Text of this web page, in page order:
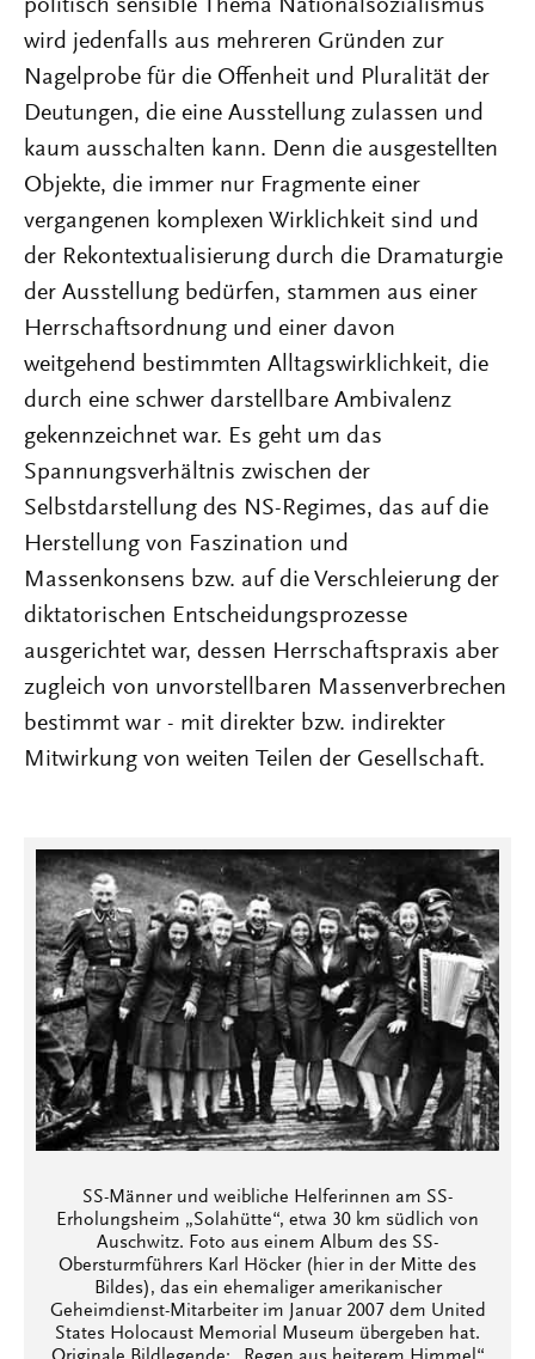
politisch sensible Thema Nationalsozialismus
wird jedenfalls aus mehreren Gründen zur
Nagelprobe für die Offenheit und Pluralität der
Deutungen, die eine Ausstellung zulassen und
kaum ausschalten kann. Denn die ausgestellten
Objekte, die immer nur Fragmente einer
vergangenen komplexen Wirklichkeit sind und
der Rekontextualisierung durch die Dramaturgie
der Ausstellung bedürfen, stammen aus einer
Herrschaftsordnung und einer davon
weitgehend bestimmten Alltagswirklichkeit, die
durch eine schwer darstellbare Ambivalenz
gekennzeichnet war. Es geht um das
Spannungsverhältnis zwischen der
Selbstdarstellung des NS-Regimes, das auf die
Herstellung von Faszination und
Massenkonsens bzw. auf die Verschleierung der
diktatorischen Entscheidungsprozesse
ausgerichtet war, dessen Herrschaftspraxis aber
zugleich von unvorstellbaren Massenverbrechen
bestimmt war - mit direkter bzw. indirekter
Mitwirkung von weiten Teilen der Gesellschaft.
SS-Männer und weibliche Helferinnen am SS-
Erholungsheim „Solahütte“, etwa 30 km südlich von
Auschwitz. Foto aus einem Album des SS-
Obersturmführers Karl Höcker (hier in der Mitte des
Bildes), das ein ehemaliger amerikanischer
Geheimdienst-Mitarbeiter im Januar 2007 dem United
States Holocaust Memorial Museum übergeben hat.